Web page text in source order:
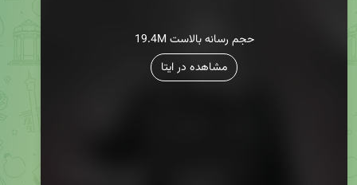
19.4M حجم رسانه بالاست
مشاهده در ایتا